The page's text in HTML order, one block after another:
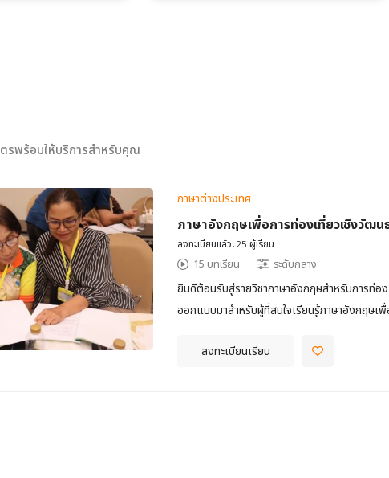
รพร้อมให้บริการสำหรับคุณ
ภาษาต่างประเทศ
ภาษาอังกฤษเพื่อการท่องเที่ยวเชิงวัฒน
ลงทะเบียนแล้ว:25 ผู้เรียน
15 บทเรียน ระดับกลาง
ยินดีต้อนรับสู่รายวิชาภาษาอังกฤษสำหรับการท่อ
ออกแบบมาสำหรับผู้ที่สนใจเรียนรู้ภาษาอังกฤษเพื่
ไม่ว่าจะเป็นไกด์ทัวร์ ผู้ประกอบการด้านที่พัก หรือ
ลงทะเบียนเรียน